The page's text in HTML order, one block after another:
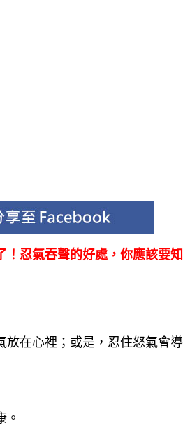
忍氣吞聲的好處，你應該要
在心裡；或是，忍住怒氣會
。